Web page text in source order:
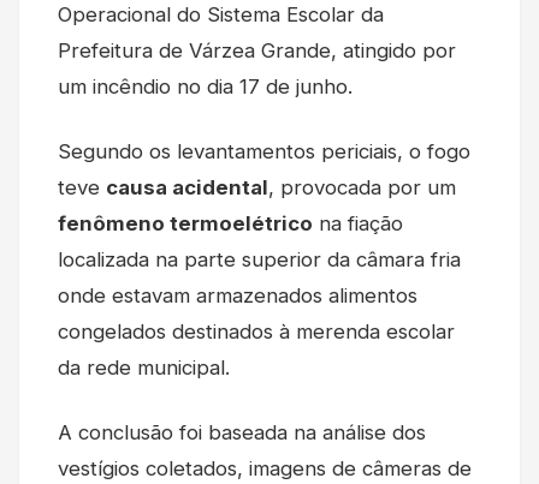
Operacional do Sistema Escolar da
Prefeitura de Várzea Grande, atingido por
um incêndio no dia 17 de junho.
Segundo os levantamentos periciais, o fogo
teve causa acidental, provocada por um
fenômeno termoelétrico na fiação
localizada na parte superior da câmara fria
onde estavam armazenados alimentos
congelados destinados à merenda escolar
da rede municipal.
A conclusão foi baseada na análise dos
vestígios coletados, imagens de câmeras de